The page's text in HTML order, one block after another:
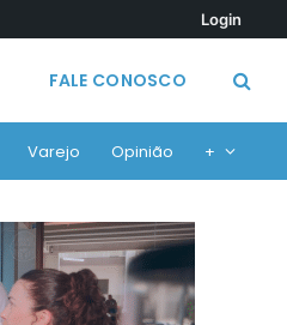
Login
FALE CONOSCO
Varejo Opinião +